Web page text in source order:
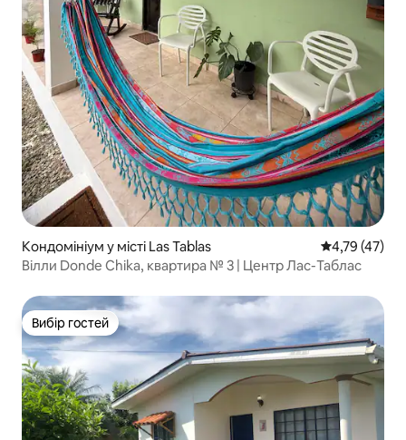
Кондомініум у місті Las Tablas Середня
4,79 (47)
Вілли Donde Chika, квартира № 3 | Центр Лас-Таблас
Вибір гостей
Вибір гостей